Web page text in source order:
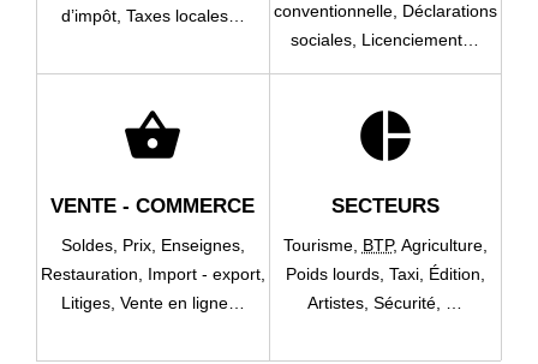
d’impôt, Taxes locales…
conventionnelle, Déclarations
sociales, Licenciement…
shopping_basket
VENTE - COMMERCE
Soldes, Prix, Enseignes,
Restauration, Import - export,
Litiges, Vente en ligne…
pie_chart
SECTEURS
Tourisme, BTP, Agriculture,
Poids lourds, Taxi, Édition,
Artistes,Sécurité, …